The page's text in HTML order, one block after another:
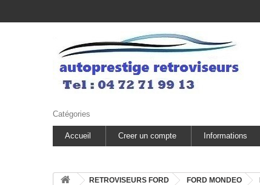
Catégories
Accueil Creer un compte Informations
RETROVISEURS FORD FORD MONDEO